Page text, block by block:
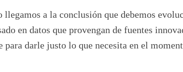
llegamos a la conclusión que debemos
en datos que provengan de fuentes
para darle justo lo que necesita en el